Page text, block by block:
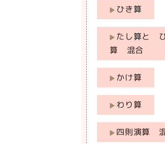
ひき算
たし算と
算 混合
かけ算
わり算
四則演算